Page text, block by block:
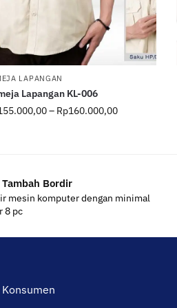
LAPANGAN
Lapangan KL-006
– Rp160.000,00
Tambah Bordir
mesin komputer dengan minimal
8 pc